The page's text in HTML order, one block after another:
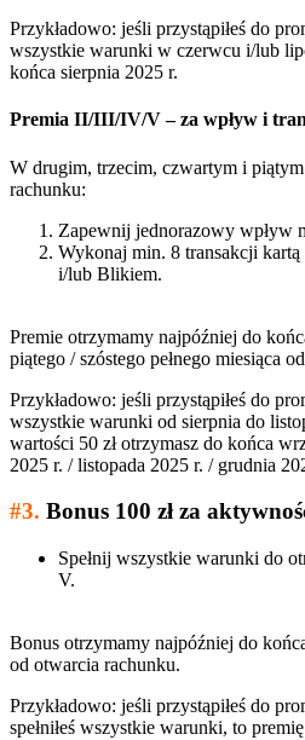
Przykładowo: jeśli przystąpiłeś do
wszystkie warunki w czerwcu i/lub
końca sierpnia 2025 r.
Premia II/III/IV/V – za wpływ i
W drugim, trzecim, czwartym i
rachunku:
Zapewnij jednorazowy wpływ
Wykonaj min. 8 transakcji
i/lub Blikiem.
Premie otrzymamy najpóźniej do
piątego / szóstego pełnego miesiąca
Przykładowo: jeśli przystąpiłeś do
wszystkie warunki od sierpnia do
wartości 50 zł otrzymasz do końca
2025 r. / listopada 2025 r. / grudnia
#3. Bonus 100 zł za
Spełnij wszystkie warunki do
V.
Bonus otrzymamy najpóźniej do
od otwarcia rachunku.
Przykładowo: jeśli przystąpiłeś do
spełniłeś wszystkie warunki, to